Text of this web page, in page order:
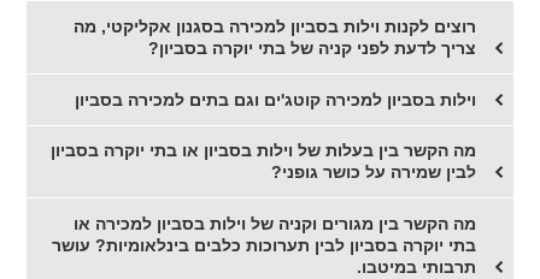
רוצים לקנות וילות בסביון למכירה בסגנון אקליקטי, מה
צריך לדעת לפני קניה של בתי יוקרה בסביון?
וילות בסביון למכירה קוטג'ים וגם בתים למכירה בסביון
מה הקשר בין בעלות של וילות בסביון או בתי יוקרה בסביון
לבין שמירה על כושר גופני?
מה הקשר בין מגורים וקניה של וילות בסביון למכירה או
בתי יוקרה בסביון לבין תערוכות כלבים בינלאומיות? עושר
תרבותי במיטבו.